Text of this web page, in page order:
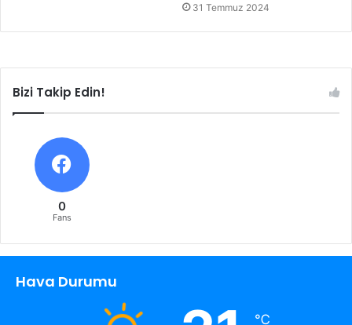
31 Temmuz 2024
Bizi Takip Edin!
0
Fans
Hava Durumu
℃